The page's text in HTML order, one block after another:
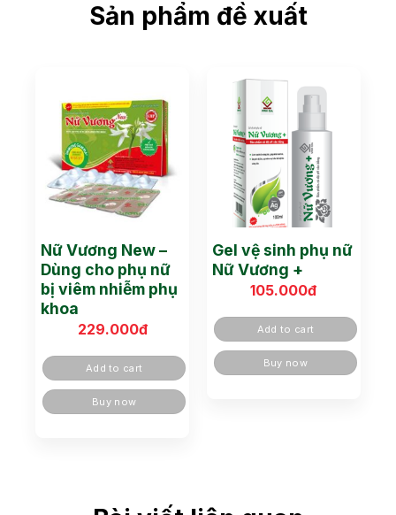
Sản phẩm đề xuất
Nữ Vương New –
Dùng cho phụ nữ
bị viêm nhiễm phụ
khoa
229.000đ
Add to cart
Buy now
Gel vệ sinh phụ nữ
Nữ Vương +
105.000đ
Add to cart
Buy now